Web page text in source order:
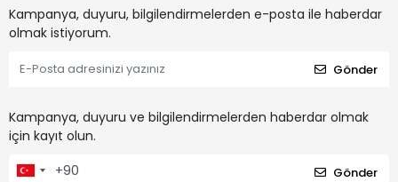
Kampanya, duyuru, bilgilendirmelerden e-posta ile haberdar
olmak istiyorum.
Gönder
Kampanya, duyuru ve bilgilendirmelerden haberdar olmak
için kayıt olun.
Gönder